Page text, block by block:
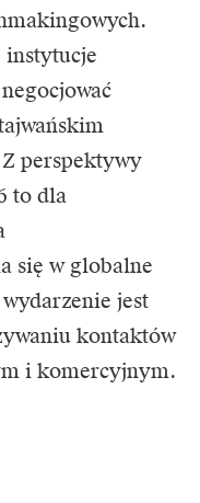
instytucje
perspektywy
to dla
się w globalne
jest
kontaktów
i komercyjnym.